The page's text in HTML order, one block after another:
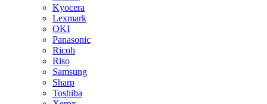
Kyocera
Lexmark
OKI
Panasonic
Ricoh
Riso
Samsung
Sharp
Toshiba